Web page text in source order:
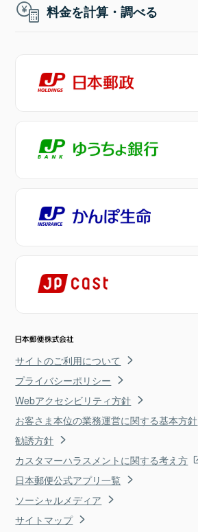
料金を計算・調べる
サイトのご利用について
プライバシーポリシー
Webアクセシビリティ方針
お客さま本位の業務運営に関する基本方針
勧誘方針
カスタマーハラスメントに関する考え方
日本郵便公式アプリ一覧
ソーシャルメディア
サイトマップ